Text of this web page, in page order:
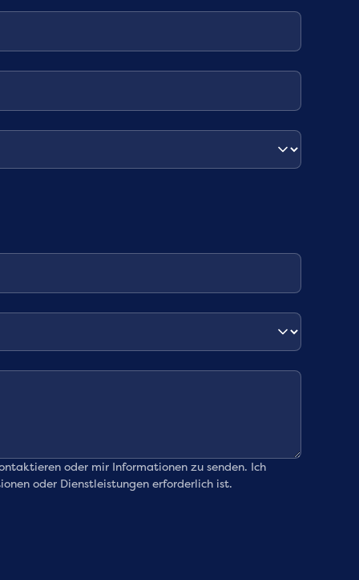
oder mir Informationen zu senden. Ich
oder Dienstleistungen erforderlich ist.